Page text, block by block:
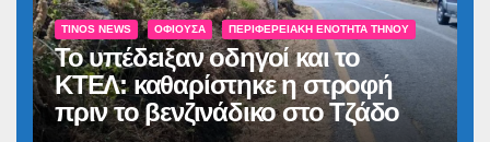
TINOS NEWS ΟΦΙΟΎΣΑ ΠΕΡΙΦΕΡΕΙΑΚΉ ΕΝΌΤΗΤΑ ΤΉΝΟΥ
Το υπέδειξαν οδηγοί και το
ΚΤΕΛ: καθαρίστηκε η στροφή
πριν το βενζινάδικο στο Τζάδο